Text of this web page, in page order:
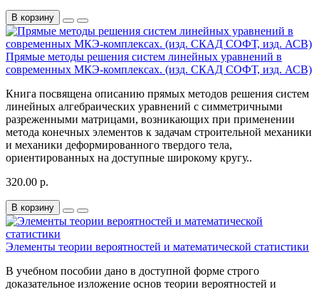
В корзину
Прямые методы решения систем линейных уравнений в
современных МКЭ-комплексах. (изд. СКАД СОФТ, изд. АСВ)
Книга посвящена описанию прямых методов решения систем
линейных алгебраических уравнений с симметричными
разреженными матрицами, возникающих при применении
метода конечных элементов к задачам строительной механики
и механики деформированного твердого тела,
ориентированных на доступные широкому кругу..
320.00 р.
В корзину
Элементы теории вероятностей и математической статистики
В учебном пособии дано в доступной форме строго
доказательное изложение основ теории вероятностей и